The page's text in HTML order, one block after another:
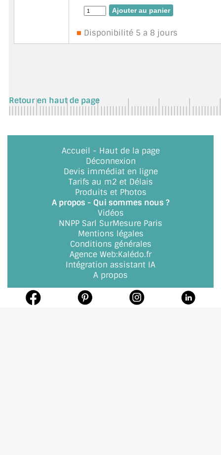
Hors verre. Kit Bati ref. BO5220807 : 2
Disponibilité 5 a 8 jours
Retour en haut de page
Accueil - Haut de la page
Déconnexion
Devis immédiat en ligne
Tarifs au m2 et Délais
Produits et Photos
A propos - Qui sommes nous ?
Vidéos
NNPP Sarl SurMesure Paris
Mentions légales
Conditions générales
Agence Web:Kalédo.fr
Intégration assistant IA
A propos